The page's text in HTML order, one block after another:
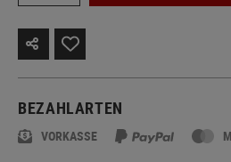
BEZAHLARTEN
VORKASSE